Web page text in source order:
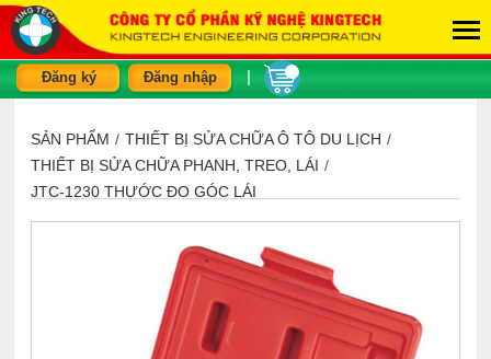
Đăng ký Đăng nhập
SẢN PHẨM / THIẾT BỊ SỬA CHỮA Ô TÔ DU LỊCH /
THIẾT BỊ SỬA CHỮA PHANH, TREO, LÁI /
JTC-1230 THƯỚC ĐO GÓC LÁI